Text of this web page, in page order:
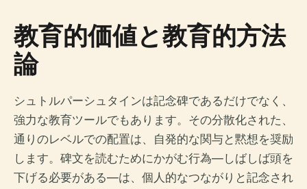
教育的価値と教育的方法
論
シュトルパーシュタインは記念碑であるだけでなく、
強力な教育ツールでもあります。その分散化された、
通りのレベルでの配置は、自発的な関与と黙想を奨励
します。碑文を読むためにかがむ行為—しばしば頭を
下げる必要がある—は、個人的なつながりと記念され